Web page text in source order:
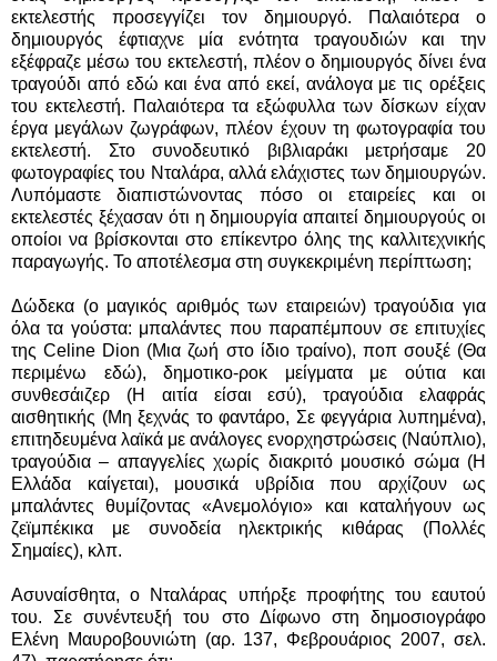
εκτελεστής προσεγγίζει τον δημιουργό. Παλαιότερα ο
δημιουργός έφτιαχνε μία ενότητα τραγουδιών και την
εξέφραζε μέσω του εκτελεστή, πλέον ο δημιουργός δίνει ένα
τραγούδι από εδώ και ένα από εκεί, ανάλογα με τις ορέξεις
του εκτελεστή. Παλαιότερα τα εξώφυλλα των δίσκων είχαν
έργα μεγάλων ζωγράφων, πλέον έχουν τη φωτογραφία του
εκτελεστή. Στο συνοδευτικό βιβλιαράκι μετρήσαμε 20
φωτογραφίες του Νταλάρα, αλλά ελάχιστες των δημιουργών.
Λυπόμαστε διαπιστώνοντας πόσο οι εταιρείες και οι
εκτελεστές ξέχασαν ότι η δημιουργία απαιτεί δημιουργούς οι
οποίοι να βρίσκονται στο επίκεντρο όλης της καλλιτεχνικής
παραγωγής. Το αποτέλεσμα στη συγκεκριμένη περίπτωση;
Δώδεκα (ο μαγικός αριθμός των εταιρειών) τραγούδια για
όλα τα γούστα: μπαλάντες που παραπέμπουν σε επιτυχίες
της Celine Dion (Μια ζωή στο ίδιο τραίνο), ποπ σουξέ (Θα
περιμένω εδώ), δημοτικο-ροκ μείγματα με ούτια και
συνθεσάιζερ (Η αιτία είσαι εσύ), τραγούδια ελαφράς
αισθητικής (Μη ξεχνάς το φαντάρο, Σε φεγγάρια λυπημένα),
επιτηδευμένα λαϊκά με ανάλογες ενορχηστρώσεις (Ναύπλιο),
τραγούδια – απαγγελίες χωρίς διακριτό μουσικό σώμα (Η
Ελλάδα καίγεται), μουσικά υβρίδια που αρχίζουν ως
μπαλάντες θυμίζοντας «Ανεμολόγιο» και καταλήγουν ως
ζεϊμπέκικα με συνοδεία ηλεκτρικής κιθάρας (Πολλές
Σημαίες), κλπ.
Ασυναίσθητα, ο Νταλάρας υπήρξε προφήτης του εαυτού
του. Σε συνέντευξή του στο Δίφωνο στη δημοσιογράφο
Ελένη Μαυροβουνιώτη (αρ. 137, Φεβρουάριος 2007, σελ.